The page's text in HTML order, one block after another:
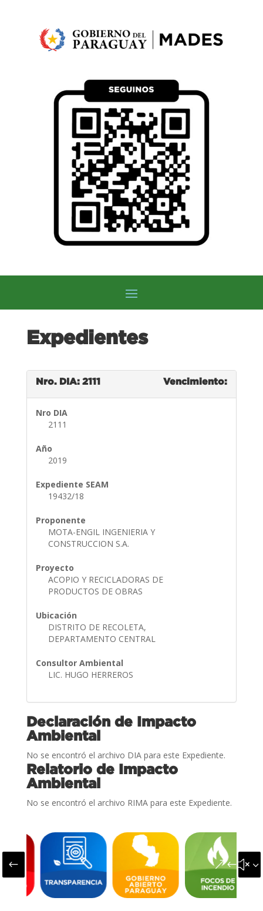
Expedientes
Nro. DIA: 2111 Vencimiento:
Nro DIA
2111
Año
2019
Expediente SEAM
19432/18
Proponente
MOTA-ENGIL INGENIERIA Y
CONSTRUCCION S.A.
Proyecto
ACOPIO Y RECICLADORAS DE
PRODUCTOS DE OBRAS
Ubicación
DISTRITO DE RECOLETA,
DEPARTAMENTO CENTRAL
Consultor Ambiental
LIC. HUGO HERREROS
Declaración de Impacto
Ambiental
No se encontró el archivo DIA para este Expediente.
Relatorio de Impacto
Ambiental
No se encontró el archivo RIMA para este Expediente.
#